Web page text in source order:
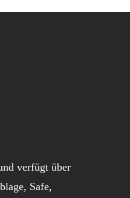
verfügt über
Safe,